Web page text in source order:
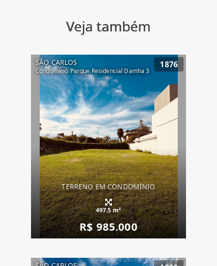
Veja também
SÃO CARLOS
Condomínio Parque Residencial Damha 3
1876
TERRENO EM CONDOMÍNIO
497.5 m²
R$ 985.000